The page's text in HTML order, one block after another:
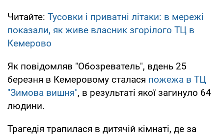
Читайте: Тусовки і приватні літаки: в мережі
показали, як живе власник згорілого ТЦ в
Кемерово
Як повідомляв "Обозреватель", вдень 25
березня в Кемеровому сталася пожежа в ТЦ
"Зимова вишня", в результаті якої загинуло 64
людини.
Трагедія трапилася в дитячій кімнаті, де за